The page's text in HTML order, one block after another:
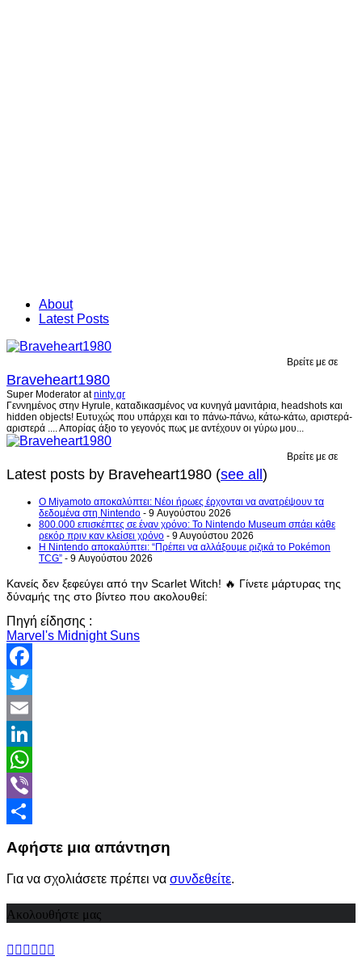
About
Latest Posts
Βρείτε με σε
Braveheart1980
Super Moderator atninty.gr
Γεννημένος στην Hyrule, καταδικασμένος να κυνηγά μανιτάρια, headshots και
hidden objects! Ευτυχώς που υπάρχει και το πάνω-πάνω, κάτω-κάτω, αριστερά-
αριστερά .... Απορίας άξιο το γεγονός πως με αντέχουν οι γύρω μου...
Βρείτε με σε
Latest posts by Braveheart1980 (see all)
Ο Miyamoto αποκαλύπτει: Νέοι ήρωες έρχονται να ανατρέψουν τα
δεδομένα στη Nintendo - 9 Αυγούστου 2026
800.000 επισκέπτες σε έναν χρόνο: Το Nintendo Museum σπάει κάθε
ρεκόρ πριν καν κλείσει χρόνο - 9 Αυγούστου 2026
Η Nintendo αποκαλύπτει: “Πρέπει να αλλάξουμε ριζικά το Pokémon
TCG” - 9 Αυγούστου 2026
Κανείς δεν ξεφεύγει από την Scarlet Witch! 🔥 Γίνετε μάρτυρας της
δύναμής της στο βίντεο που ακολουθεί:
Πηγή είδησης :
Marvel's Midnight Suns
Facebook
Twitter
Email
LinkedIn
WhatsApp
Viber
Αφήστε μια απάντηση
Για να σχολιάσετε πρέπει να συνδεθείτε.
Ακολουθήστε μας